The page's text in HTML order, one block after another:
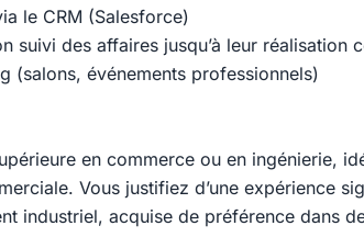
le CRM (Salesforce)
suivi des affaires jusqu’à leur réalisation
(salons, événements professionnels)
en commerce ou en ingénierie,
Vous justifiez d’une expérience
industriel, acquise de préférence dans